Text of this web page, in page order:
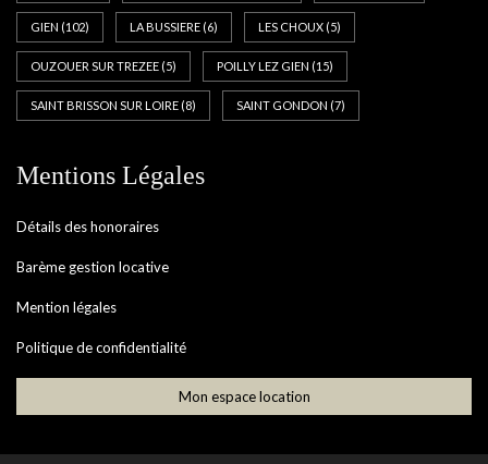
GIEN (102) LA BUSSIERE (6) LES CHOUX (5)
OUZOUER SUR TREZEE (5) POILLY LEZ GIEN (15)
SAINT BRISSON SUR LOIRE (8) SAINT GONDON (7)
Mentions Légales
Détails des honoraires
Barème gestion locative
Mention légales
Politique de confidentialité
Mon espace location